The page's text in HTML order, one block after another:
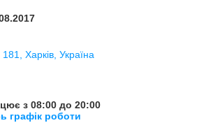
Харків, Україна
з 08:00 до 20:00
графік роботи